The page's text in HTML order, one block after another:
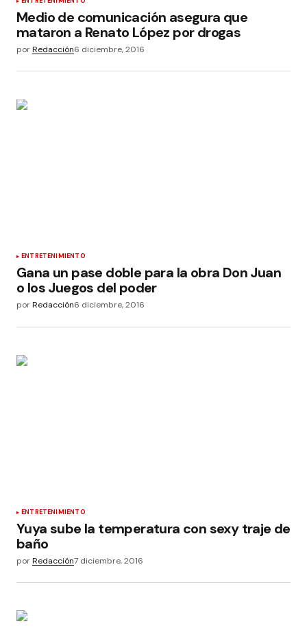
Medio de comunicación asegura que
mataron a Renato López por drogas
porRedacción6 diciembre, 2016
ENTRETENIMIENTO
Gana un pase doble para la obra Don Juan
o los Juegos del poder
porRedacción6 diciembre, 2016
ENTRETENIMIENTO
Yuya sube la temperatura con sexy traje de
baño
porRedacción7 diciembre, 2016